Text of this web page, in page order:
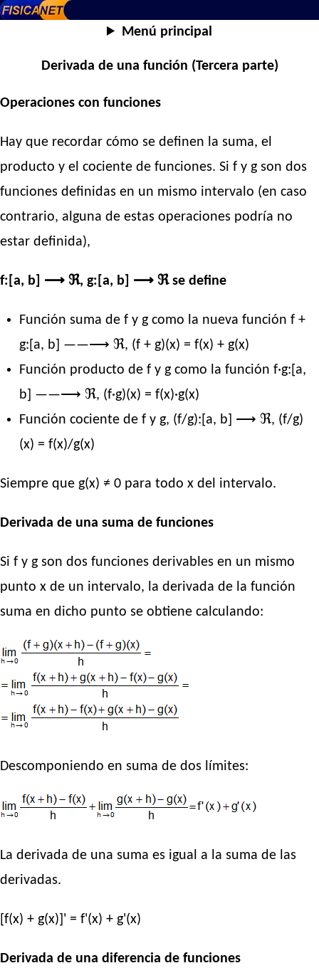
Menú principal
Derivada de una función (Tercera parte)
Operaciones con funciones
Hay que recordar cómo se definen la suma, el
producto y el cociente de funciones. Si f y g son dos
funciones definidas en un mismo intervalo (en caso
contrario, alguna de estas operaciones podría no
estar definida),
f:[a, b] ⟶ ℜ, g:[a, b] ⟶ ℜ se define
Función suma de f y g como la nueva función f +
g:[a, b] ——⟶ ℜ, (f + g)(x) = f(x) + g(x)
Función producto de f y g como la función f·g:[a,
b] ——⟶ ℜ, (f·g)(x) = f(x)·g(x)
Función cociente de f y g, (f/g):[a, b] ⟶ ℜ, (f/g)
(x) = f(x)/g(x)
Siempre que g(x) ≠ 0 para todo x del intervalo.
Derivada de una suma de funciones
Si f y g son dos funciones derivables en un mismo
punto x de un intervalo, la derivada de la función
suma en dicho punto se obtiene calculando:
Descomponiendo en suma de dos límites:
La derivada de una suma es igual a la suma de las
derivadas.
[f(x) + g(x)]' = f'(x) + g'(x)
Derivada de una diferencia de funciones